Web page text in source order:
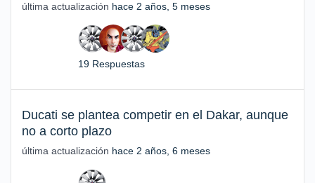
última actualización hace 2 años, 5 meses
19 Respuestas
Ducati se plantea competir en el Dakar, aunque
no a corto plazo
última actualización hace 2 años, 6 meses